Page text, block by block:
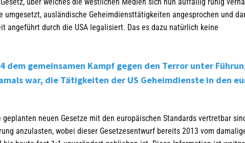
über welches die westlichen Medien sich nun auffällig ruhig
ausländische Geheimdiensttätigkeiten angesprochen und
angeführt durch die USA legalisiert. Das es dazu natürlich keine
dem gemeinsamen Kampf gegen den Terror unter
war, die Tätigkeiten der US Geheimdienste in den
neuen Gesetze mit den europäischen Standards vertretbar
anzulasten, wobei dieser Gesetzesentwurf bereits 2013 vom